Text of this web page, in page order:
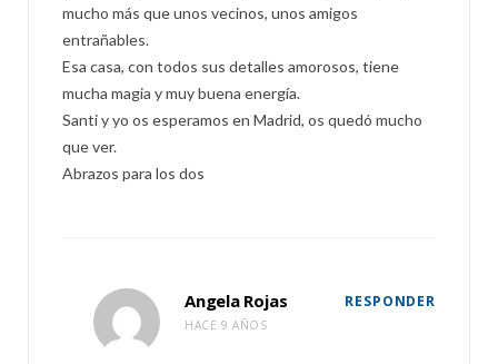
mucho más que unos vecinos, unos amigos
entrañables.
Esa casa, con todos sus detalles amorosos, tiene
mucha magia y muy buena energía.
Santi y yo os esperamos en Madrid, os quedó mucho
que ver.
Abrazos para los dos
Angela Rojas
HACE 9 AÑOS
RESPONDER